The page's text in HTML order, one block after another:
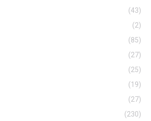
(43)
(2)
(85)
(27)
(25)
(19)
(27)
(230)